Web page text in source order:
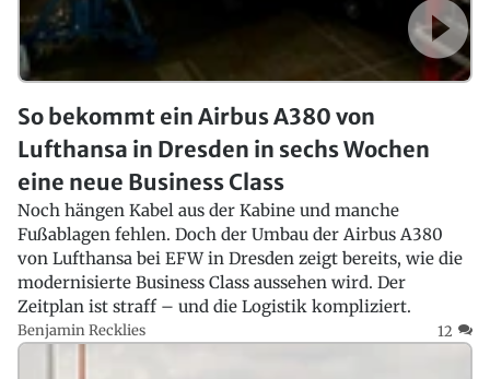
So bekommt ein Airbus A380 von
Lufthansa in Dresden in sechs Wochen
eine neue Business Class
Noch hängen Kabel aus der Kabine und manche
Fußablagen fehlen. Doch der Umbau der Airbus A380
von Lufthansa bei EFW in Dresden zeigt bereits, wie die
modernisierte Business Class aussehen wird. Der
Zeitplan ist straff – und die Logistik kompliziert.
Benjamin Recklies 12